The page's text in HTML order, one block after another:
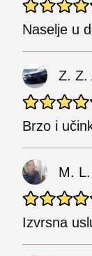
Naselje u
Z. Z.
Brzo i
M. L.
Izvrsna